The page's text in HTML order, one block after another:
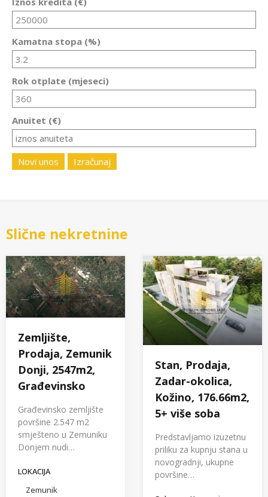
Kamatna stopa (%)
Rok otplate (mjeseci)
Anuitet (€)
Novi unos Izračunaj
Slične nekretnine
Zemljište,
Prodaja, Zemunik
Donji, 2547m2,
Građevinsko
Građevinsko zemljište
površine 2.547 m2
smješteno u Zemuniku
Donjem nudi…
LOKACIJA
Zemunik
Stan, Prodaja,
Zadar-okolica,
Kožino, 176.66m2,
5+ više soba
Predstavljamo izuzetnu
priliku za kupnju stana u
novogradnji, ukupne
površine…